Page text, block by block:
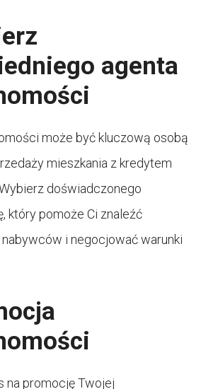
agenta
może być kluczową osobą
mieszkania z kredytem
doświadczonego
który pomoże Ci znaleźć
i negocjować warunki
na promocję Twojej